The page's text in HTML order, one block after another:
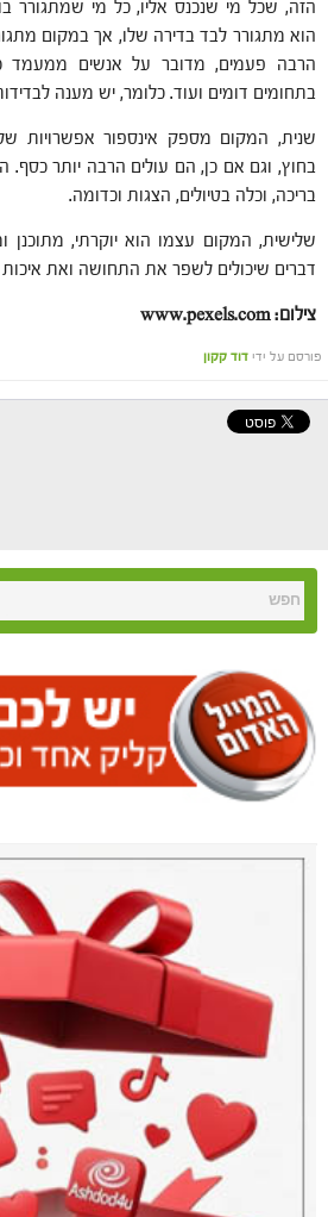
הזה, שכל מי שנכנס אליו, כל מי שמתגורר
הוא מתגורר לבד בדירה שלו, אך במקום
הרבה פעמים, מדובר על אנשים ממעמד
בתחומים דומים ועוד. כלומר, יש מענה
שנית, המקום מספק אינספור אפשרויות
בחוץ, וגם אם כן, הם עולים הרבה יותר כסף.
בריכה, וכלה בטיולים, הצגות וכדומה.
שלישית, המקום עצמו הוא יוקרתי, מתוכנן
דברים שיכולים לשפר את התחושה ואת איכות
צילום: www.pexels.com
פורסם על ידי דוד קקון